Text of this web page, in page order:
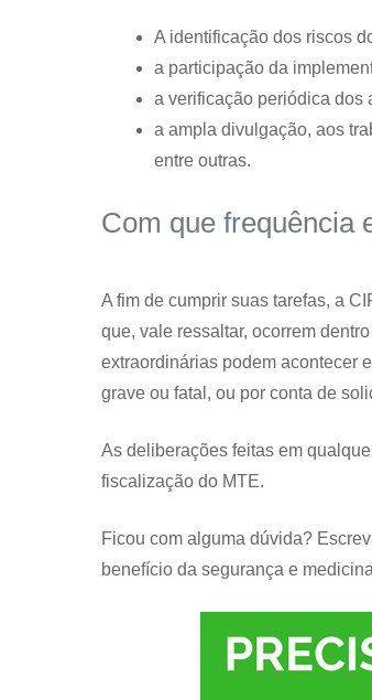
A identificação dos riscos
a participação da
a verificação periódica dos
a ampla divulgação, aos
entre outras.
Com que frequência
A fim de cumprir suas tarefas, a
que, vale ressaltar, ocorrem
extraordinárias podem acontecer
grave ou fatal, ou por conta de
As deliberações feitas em
fiscalização do MTE.
Ficou com alguma dúvida?
benefício da segurança e